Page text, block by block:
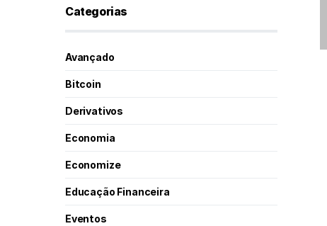
Categorias
Avançado
Bitcoin
Derivativos
Economia
Economize
Educação Financeira
Eventos